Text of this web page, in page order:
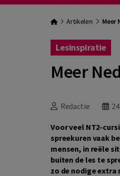
Artikelen Meer
Lesinspiratie
Meer
Redactie 24
Voor veel NT2-
spreekuren vaak
mensen, in reële
buiten de les te
zo de nodige extra